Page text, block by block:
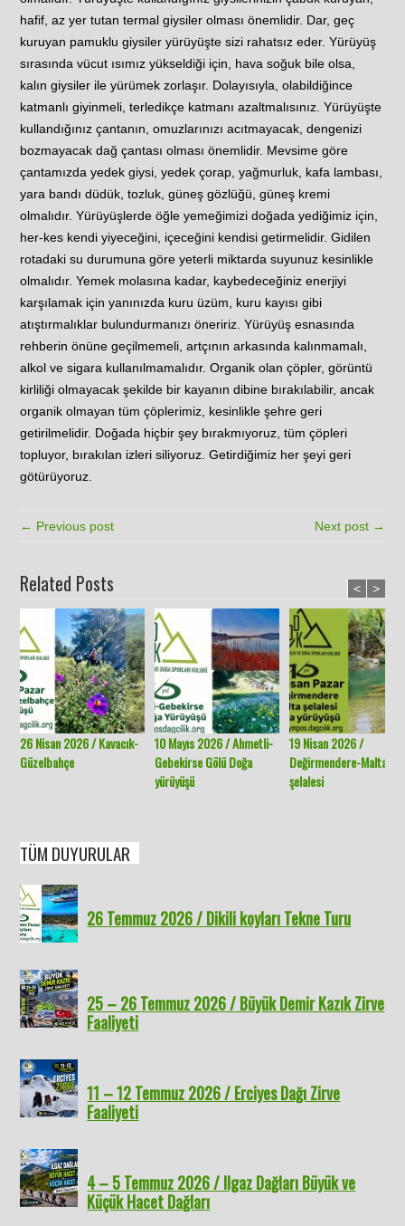
hafif, az yer tutan termal giysiler olması önemlidir. Dar, geç
kuruyan pamuklu giysiler yürüyüşte sizi rahatsız eder. Yürüyüş
sırasında vücut ısımız yükseldiği için, hava soğuk bile olsa,
kalın giysiler ile yürümek zorlaşır. Dolayısıyla, olabildiğince
katmanlı giyinmeli, terledikçe katmanı azaltmalısınız. Yürüyüşte
kullandığınız çantanın, omuzlarınızı acıtmayacak, dengenizi
bozmayacak dağ çantası olması önemlidir. Mevsime göre
çantamızda yedek giysi, yedek çorap, yağmurluk, kafa lambası,
yara bandı düdük, tozluk, güneş gözlüğü, güneş kremi
olmalıdır. Yürüyüşlerde öğle yemeğimizi doğada yediğimiz için,
her-kes kendi yiyeceğini, içeceğini kendisi getirmelidir. Gidilen
rotadaki su durumuna göre yeterli miktarda suyunuz kesinlikle
olmalıdır. Yemek molasına kadar, kaybedeceğiniz enerjiyi
karşılamak için yanınızda kuru üzüm, kuru kayısı gibi
atıştırmalıklar bulundurmanızı öneririz. Yürüyüş esnasında
rehberin önüne geçilmemeli, artçının arkasında kalınmamalı,
alkol ve sigara kullanılmamalıdır. Organik olan çöpler, görüntü
kirliliği olmayacak şekilde bir kayanın dibine bırakılabilir, ancak
organik olmayan tüm çöplerimiz, kesinlikle şehre geri
getirilmelidir. Doğada hiçbir şey bırakmıyoruz, tüm çöpleri
topluyor, bırakılan izleri siliyoruz. Getirdiğimiz her şeyi geri
götürüyoruz.
← Previous post Next post →
Related Posts
26 Nisan 2026 / Kavacık-
Güzelbahçe
10 Mayıs 2026 / Ahmetli-
Gebekirse Gölü Doğa
yürüyüşü
19 Nisan 2026 /
Değirmendere-Malta
şelalesi
< >
TÜM DUYURULAR
26 Temmuz 2026 / Dikili koyları Tekne Turu
25 – 26 Temmuz 2026 / Büyük Demir Kazık Zirve
Faaliyeti
11 – 12 Temmuz 2026 / Erciyes Dağı Zirve
Faaliyeti
4 – 5 Temmuz 2026 / Ilgaz Dağları Büyük ve
Küçük Hacet Dağları